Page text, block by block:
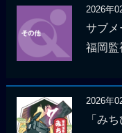
2026年
サブメ
福岡監
2026年
「み